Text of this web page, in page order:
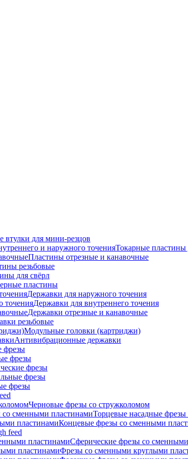
втулки для мини-резцов
Токарные пластины
Пластины отрезные и канавочные
резьбовые
для свёрл
пластины
Державки для наружного точения
Державки для внутреннего точения
Державки отрезные и канавочные
резьбовые
Модульные головки (картриджи)
Антивибрационные державки
фрезы
фрезы
фрезы
фрезы
фрезы
Черновые фрезы со стружколомом
Торцевые насадные
Концевые фрезы со сменными
feed
Сферические фрезы со
Фрезы со сменными круглыми